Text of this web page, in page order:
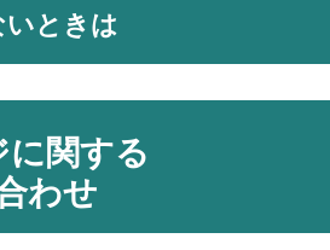
いときは
に関する
わせ